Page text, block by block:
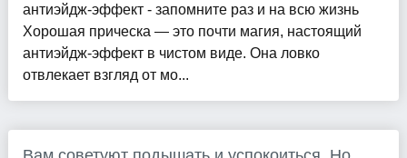
антиэйдж-эффект - запомните раз и на всю жизнь
Хорошая прическа — это почти магия, настоящий
антиэйдж-эффект в чистом виде. Она ловко
отвлекает взгляд от мо...